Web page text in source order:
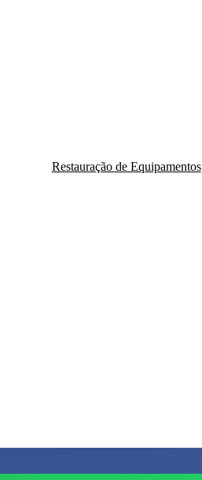
Restauração de Equipamentos